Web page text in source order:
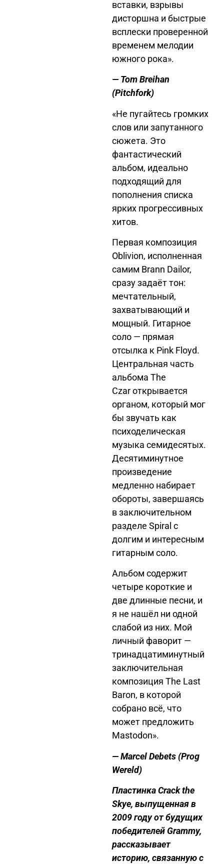
вставки, взрывы
дисторшна и быстрые
всплески проверенной
временем мелодии
южного рока».
— Tom Breihan
(Pitchfork)
«Не пугайтесь громких
слов или запутанного
сюжета. Это
фантастический
альбом, идеально
подходящий для
пополнения списка
ярких прогрессивных
хитов.
Первая композиция
Oblivion, исполненная
самим Brann Dailor,
сразу задаёт тон:
мечтательный,
захватывающий и
мощный. Гитарное
соло — прямая
отсылка к Pink Floyd.
Центральная часть
альбома The
Czarоткрывается
органом, который мог
бы звучать как
психоделическая
музыка семидесятых.
Десятиминутное
произведение
медленно набирает
обороты, завершаясь
в заключительном
разделе Spiral с
долгим и интересным
гитарным соло.
Альбом содержит
четыре короткие и
две длинные песни, и
я не нашёл ни одной
слабой из них. Мой
личный фаворит —
тринадцатиминутный
заключительная
композиция The Last
Baron, в которой
собрано всё, что
может предложить
Mastodon».
— Marcel Debets (Prog
Wereld)
Пластинка Crack the
Skye, выпущенная в
2009 году от будущих
победителей Grammy,
рассказывает
историю, связанную с